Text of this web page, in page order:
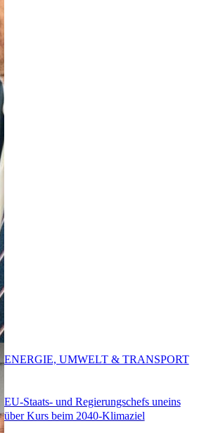
EU-Staats- und Regierungschefs uneins
über Kurs beim 2040-Klimaziel
ENERGIE, UMWELT & TRANSPORT